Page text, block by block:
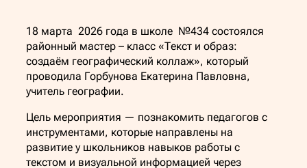
18 марта 2026 года в школе №434 состоялся
районный мастер – класс «Текст и образ:
создаём географический коллаж», который
проводила Горбунова Екатерина Павловна,
учитель географии.
Цель мероприятия — познакомить педагогов с
инструментами, которые направлены на
развитие у школьников навыков работы с
текстом и визуальной информацией через